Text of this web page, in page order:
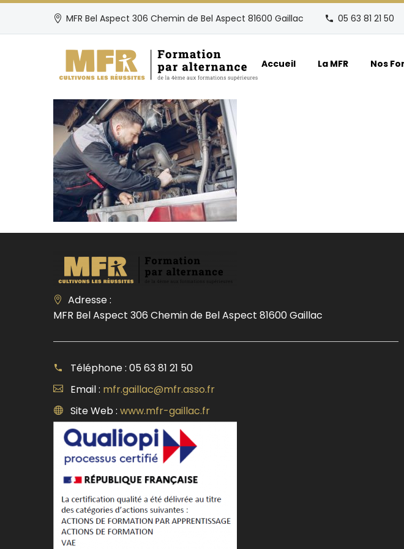
MFR Bel Aspect 306 Chemin de Bel Aspect 81600 Gaillac 05 63 81 21 50
Accueil La MFR Nos
Adresse :
MFR Bel Aspect 306 Chemin de Bel Aspect 81600 Gaillac
Téléphone : 05 63 81 21 50
Email : mfr.gaillac@mfr.asso.fr
Site Web : www.mfr-gaillac.fr